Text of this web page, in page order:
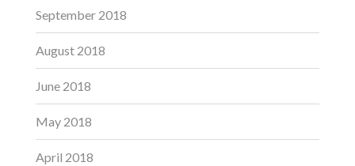
September 2018
August 2018
June 2018
May 2018
April 2018